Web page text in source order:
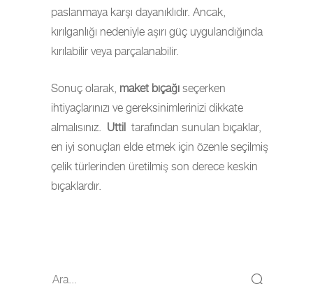
paslanmaya karşı dayanıklıdır. Ancak,
kırılganlığı nedeniyle aşırı güç uygulandığında
kırılabilir veya parçalanabilir.
Sonuç olarak, maket bıçağı seçerken
ihtiyaçlarınızı ve gereksinimlerinizi dikkate
almalısınız.
Uttil tarafından sunulan bıçaklar,
en iyi sonuçları elde etmek için özenle seçilmiş
çelik türlerinden üretilmiş son derece keskin
bıçaklardır.